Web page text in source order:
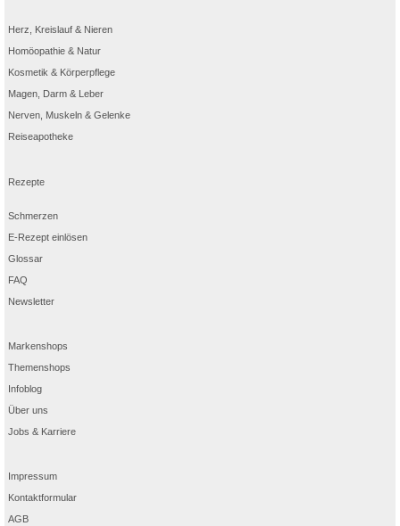
Herz, Kreislauf & Nieren
Homöopathie & Natur
Kosmetik & Körperpflege
Magen, Darm & Leber
Nerven, Muskeln & Gelenke
Reiseapotheke
Rezepte
Schmerzen
E-Rezept einlösen
Glossar
FAQ
Newsletter
Markenshops
Themenshops
Infoblog
Über uns
Jobs & Karriere
Impressum
Kontaktformular
AGB